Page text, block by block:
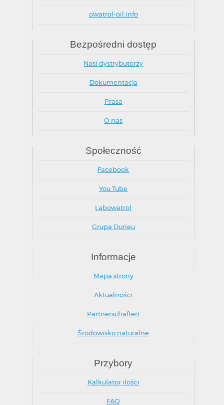
owatrol-oil.info
Bezpośredni dostęp
Nasi dystrybutorzy
Dokumentacja
Prasa
O nas
Społeczność
Facebook
You Tube
Labowatrol
Grupa Durieu
Informacje
Mapa strony
Aktualności
Partnerschaften
Środowisko naturalne
Przybory
Kalkulator ilości
FAQ